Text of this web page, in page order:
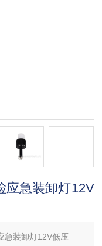
应急装卸灯12V
急装卸灯12V低压